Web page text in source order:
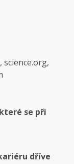
science.org,
se při
dříve